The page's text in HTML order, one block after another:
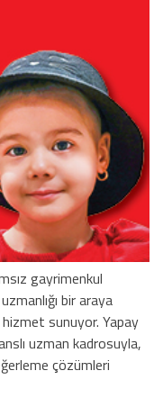
gayrimenkul
bir araya
sunuyor. Yapay
uzman kadrosuyla,
çözümleri